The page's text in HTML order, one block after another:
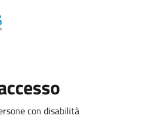
con disabilità